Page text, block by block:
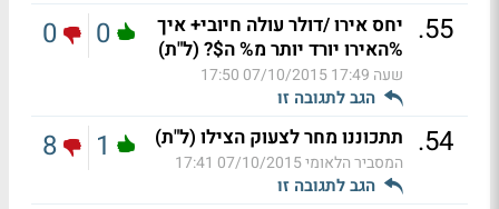
55
. יחס אירו /דולר עולה חיובי+ איך
%האירו יורד יותר מ% ה$? (ל"ת)
שעה 17:49 07/10/2015 17:50
הגב לתגובה זו
0
0
54
. תתכוננו מחר לצעוק הצילו (ל"ת)
המסביר הלאומי07/10/2015 17:41
הגב לתגובה זו
1
8